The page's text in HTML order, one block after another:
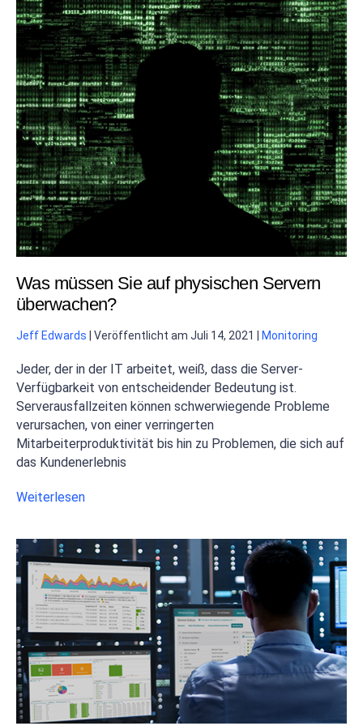
Was müssen Sie auf physischen Servern
überwachen?
Jeff Edwards Veröffentlicht am Juli 14, 2021 Monitoring
Jeder, der in der IT arbeitet, weiß, dass die Server-
Verfügbarkeit von entscheidender Bedeutung ist.
Serverausfallzeiten können schwerwiegende Probleme
verursachen, von einer verringerten
Mitarbeiterproduktivität bis hin zu Problemen, die sich auf
das Kundenerlebnis
Weiterlesen